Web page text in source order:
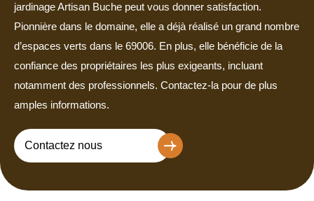
jardinage Artisan Buche peut vous donner satisfaction.
Pionnière dans le domaine, elle a déjà réalisé un grand nombre
d’espaces verts dans le 69006. En plus, elle bénéficie de la
confiance des propriétaires les plus exigeants, incluant
notamment des professionnels. Contactez-la pour de plus
amples informations.
Contactez nous